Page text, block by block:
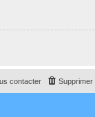
Supprimer
contacter